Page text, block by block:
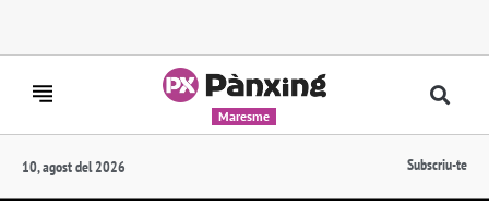
Maresme
10, agost del 2026 Subscriu-te